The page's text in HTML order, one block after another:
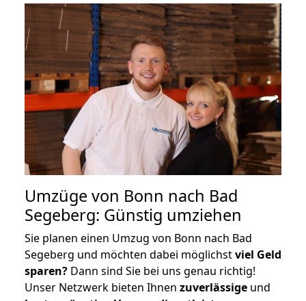
Umzüge von Bonn nach Bad
Segeberg: Günstig umziehen
Sie planen einen Umzug von Bonn nach Bad
Segeberg und möchten dabei möglichstviel Geld
sparen? Dann sind Sie bei uns genau richtig!
Unser Netzwerk bieten Ihnen zuverlässige und